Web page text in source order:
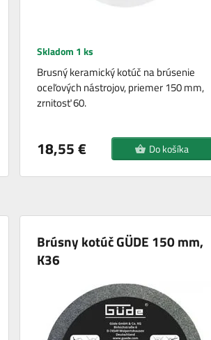
Skladom 1 ks
Brusný keramický kotúč na brúsenie
oceľových nástrojov, priemer 150 mm,
zrnitosť 60.
18,55 € Do košíka
Brúsny kotúč GÜDE 150 mm,
K36